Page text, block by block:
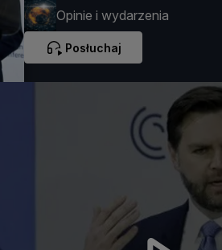
Opinie i wydarzenia
Posłuchaj